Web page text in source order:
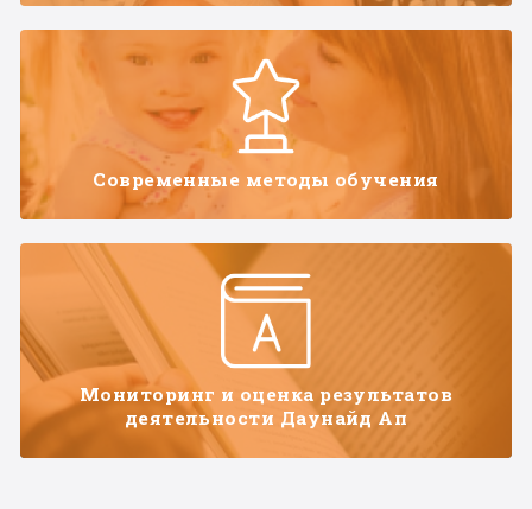
Современные методы обучения
Мониторинг и оценка результатов
деятельности Даунайд Ап